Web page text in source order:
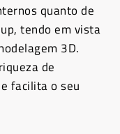
quanto de
tendo em vista
3D.
de
facilita o seu